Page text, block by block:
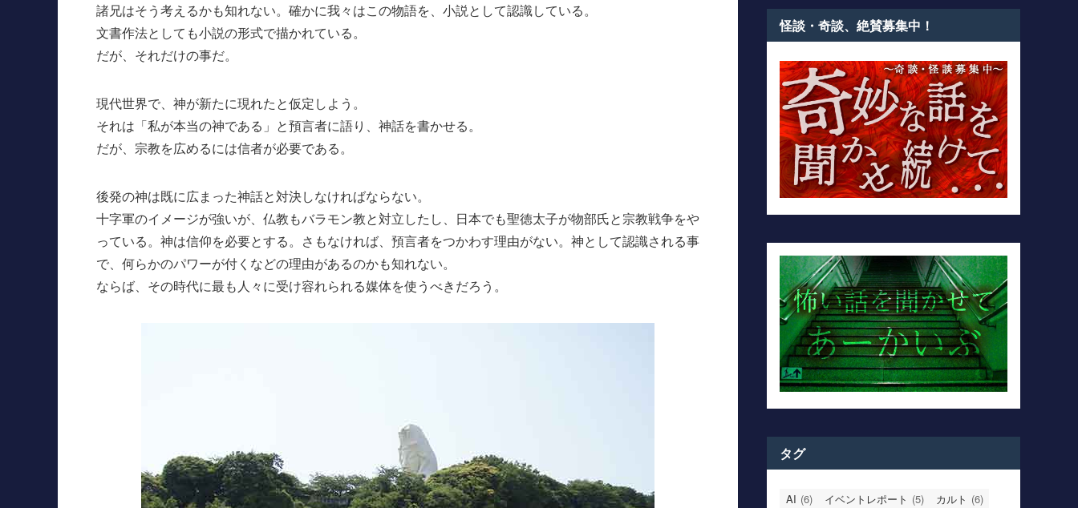
諸兄はそう考えるかも知れない。確かに我々はこの物語を、小説として認識している。
文書作法としても小説の形式で描かれている。
だが、それだけの事だ。
現代世界で、神が新たに現れたと仮定しよう。
それは「私が本当の神である」と預言者に語り、神話を書かせる。
だが、宗教を広めるには信者が必要である。
後発の神は既に広まった神話と対決しなければならない。
十字軍のイメージが強いが、仏教もバラモン教と対立したし、日本でも聖徳太子が物部氏と宗教戦争をや
っている。神は信仰を必要とする。さもなければ、預言者をつかわす理由がない。神として認識される事
で、何らかのパワーが付くなどの理由があるのかも知れない。
ならば、その時代に最も人々に受け容れられる媒体を使うべきだろう。
怪談・奇談、絶賛募集中！
タグ
AI (6) イベントレポート (5) カルト (6)